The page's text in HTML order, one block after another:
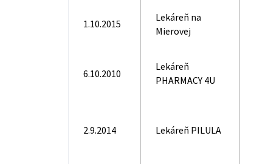
1.10.2015
Lekáreň na
Mierovej
6.10.2010
Lekáreň
PHARMACY 4U
2.9.2014 Lekáreň PILULA